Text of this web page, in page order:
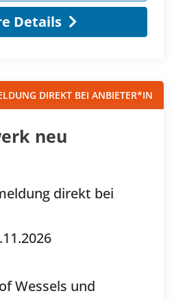
Details
DIREKT BEI ANBIETER*IN
neu
direkt bei
Wessels und